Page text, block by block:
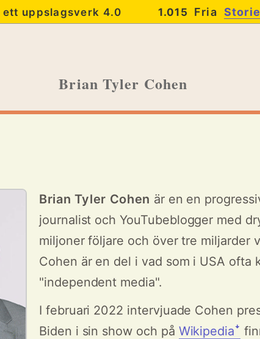
uppslagsverk 4.0 1.015 Fria
Brian Tyler Cohen
Brian Tyler Cohen är en en
journalist och YouTubeblogger med
miljoner följare och över tre miljarder
Cohen är en del i vad som i USA ofta
"independent media".
I februari 2022 intervjuade Cohen
Biden i sin show och på Wikipediaꜜ